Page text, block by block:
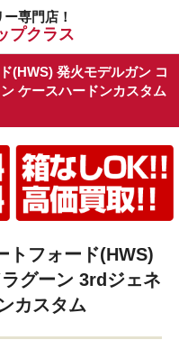
専門店！
プクラス
(HWS) 発火モデルガン コ
ケースハードンカスタム
トフォード(HWS)
グーン 3rdジェネ
カスタム